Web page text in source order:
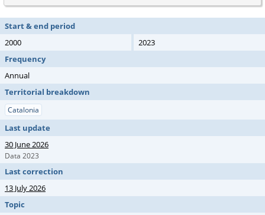
Start & end period
2000
2023
Frequency
Annual
Territorial breakdown
Catalonia
Last update
30 June 2026
Data 2023
Last correction
13 July 2026
Topic